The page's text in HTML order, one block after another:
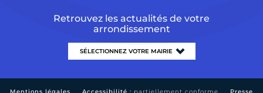
Retrouvez les actualités de votre
arrondissement
Mentions légales Accessibilité : partiellement conforme Presse